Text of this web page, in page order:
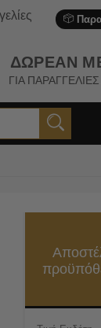
ΔΩΡΕΑΝ
ΓΙΑ